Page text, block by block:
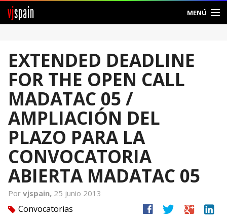
vjspain MENÚ
Foros
Noticias
Vjspain
Ayuda
Contacto
Entrar
Crear Cuenta
EXTENDED DEADLINE
FOR THE OPEN CALL
MADATAC 05 /
AMPLIACIÓN DEL
PLAZO PARA LA
CONVOCATORIA
ABIERTA MADATAC 05
Por vjspain, 25 junio 2013
tag Convocatorias
facebook twitter google linkedin